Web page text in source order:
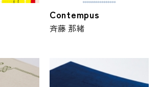
Contempus
斉藤 那緒